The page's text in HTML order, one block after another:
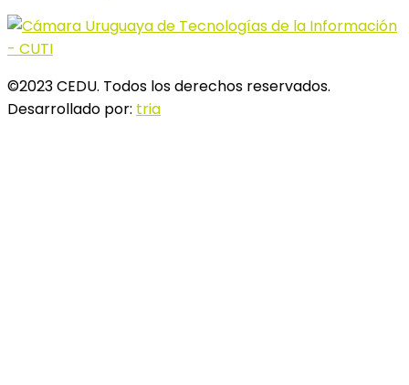
©2023 CEDU. Todos los derechos reservados.
Desarrollado por: tria